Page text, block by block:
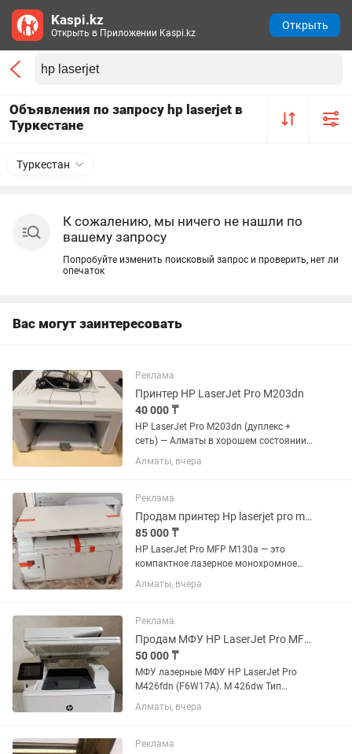
Объявления по запросу hp laserjet в
Туркестане
Туркестан
К сожалению, мы ничего не нашли по
вашему запросу
Попробуйте изменить поисковый запрос и проверить, нет ли
опечаток
Вас могут заинтересовать
Реклама
Принтер HP LaserJet Pro M203dn
40 000 ₸
HP LaserJet Pro M203dn (дуплекс +
сеть) — Алматы в хорошем состоянии.
•Дуплекс •Сеть Ethernet •Полный
комплект (принтер + кабели) Всё
принтер. Цена: 40 000 тг (торг...
Алматы, вчера
Реклама
Продам принтер Hp laserjet pro mfp m130a
85 000 ₸
HP LaserJet Pro MFP M130a — это
компактное лазерное монохромное
МФУ 3-в-1 (принтер, сканер, копир),
разработанное для дома или
характеристикиСкорость печати: до 22
стр./мин...
Алматы, вчера
Реклама
Продам МФУ HP LaserJet Pro MFP M426 dw
50 000 ₸
МФУ лазерные МФУ HP LaserJet Pro
M426fdn (F6W17A). M 426dw Тип
печати: Монохромный
Поддерживаемые форматы печати: А4,
бумаги, г/м², от: 60 Максимальная...
Алматы, вчера
Реклама
Kaspi.kz
Открыть в Приложении Kaspi.kz
Открыть